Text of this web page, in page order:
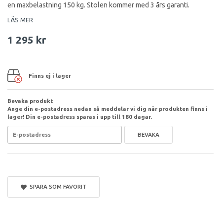
en maxbelastning 150 kg. Stolen kommer med 3 års garanti.
LÄS MER
1 295 kr
Finns ej i lager
Bevaka produkt
Ange din e-postadress nedan så meddelar vi dig när produkten finns i
lager! Din e-postadress sparas i upp till 180 dagar.
BEVAKA
SPARA SOM FAVORIT